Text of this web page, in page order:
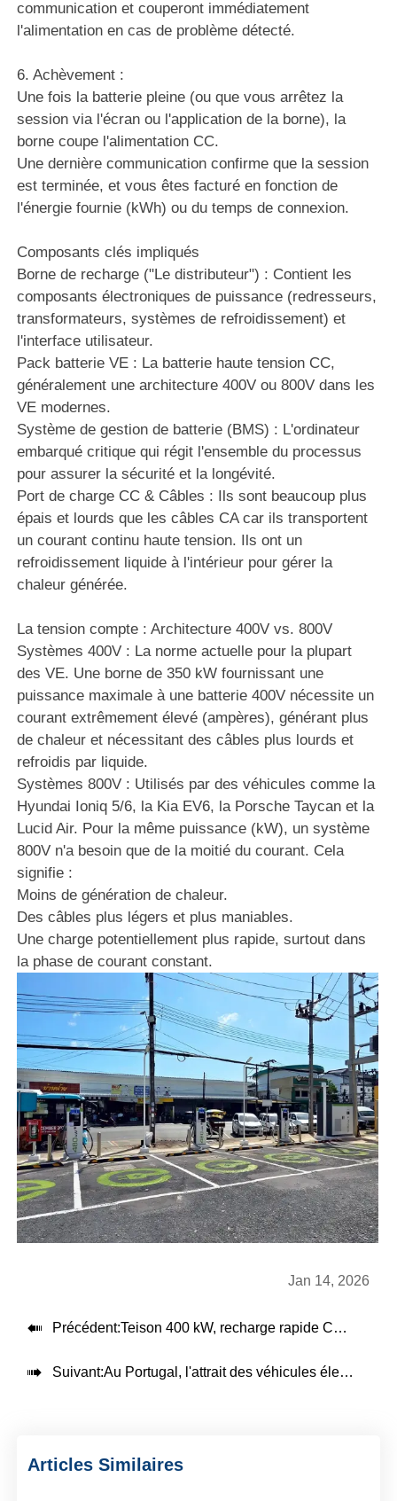
communication et couperont immédiatement
l'alimentation en cas de problème détecté.
6. Achèvement :
Une fois la batterie pleine (ou que vous arrêtez la
session via l'écran ou l'application de la borne), la
borne coupe l'alimentation CC.
Une dernière communication confirme que la session
est terminée, et vous êtes facturé en fonction de
l'énergie fournie (kWh) ou du temps de connexion.
Composants clés impliqués
Borne de recharge ("Le distributeur") : Contient les
composants électroniques de puissance (redresseurs,
transformateurs, systèmes de refroidissement) et
l'interface utilisateur.
Pack batterie VE : La batterie haute tension CC,
généralement une architecture 400V ou 800V dans les
VE modernes.
Système de gestion de batterie (BMS) : L'ordinateur
embarqué critique qui régit l'ensemble du processus
pour assurer la sécurité et la longévité.
Port de charge CC & Câbles : Ils sont beaucoup plus
épais et lourds que les câbles CA car ils transportent
un courant continu haute tension. Ils ont un
refroidissement liquide à l'intérieur pour gérer la
chaleur générée.
La tension compte : Architecture 400V vs. 800V
Systèmes 400V : La norme actuelle pour la plupart
des VE. Une borne de 350 kW fournissant une
puissance maximale à une batterie 400V nécessite un
courant extrêmement élevé (ampères), générant plus
de chaleur et nécessitant des câbles plus lourds et
refroidis par liquide.
Systèmes 800V : Utilisés par des véhicules comme la
Hyundai Ioniq 5/6, la Kia EV6, la Porsche Taycan et la
Lucid Air. Pour la même puissance (kW), un système
800V n'a besoin que de la moitié du courant. Cela
signifie :
Moins de génération de chaleur.
Des câbles plus légers et plus maniables.
Une charge potentiellement plus rapide, surtout dans
la phase de courant constant.
Jan 14, 2026
 Précédent:Teison 400 kW, recharge rapide CC de type split pour camions électriques, installé aux Pays-Bas, 2025.
 Suivant:Au Portugal, l'attrait des véhicules électriques chinois continue de croître
Articles Similaires